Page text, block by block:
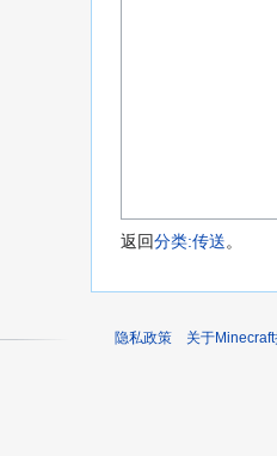
返回分类:传送。
隐私政策 关于